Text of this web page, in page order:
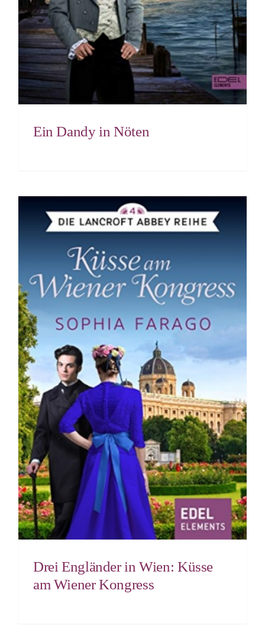
Ein Dandy in Nöten
Drei Engländer in Wien: Küsse
am Wiener Kongress